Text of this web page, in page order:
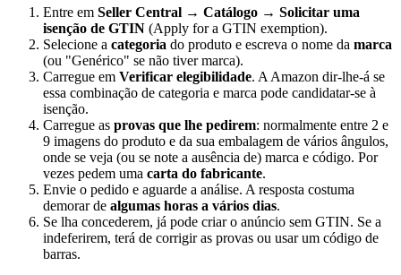
Entre em Seller Central → Catálogo → Solicitar uma
isenção de GTIN (Apply for a GTIN exemption).
Selecione a categoria do produto e escreva o nome da marca
(ou "Genérico" se não tiver marca).
Carregue em Verificar elegibilidade. A Amazon dir-lhe-á se
essa combinação de categoria e marca pode candidatar-se à
isenção.
Carregue as provas que lhe pedirem: normalmente entre 2 e
9 imagens do produto e da sua embalagem de vários ângulos,
onde se veja (ou se note a ausência de) marca e código. Por
vezes pedem uma carta do fabricante.
Envie o pedido e aguarde a análise. A resposta costuma
demorar de algumas horas a vários dias.
Se lha concederem, já pode criar o anúncio sem GTIN. Se a
indeferirem, terá de corrigir as provas ou usar um código de
barras.